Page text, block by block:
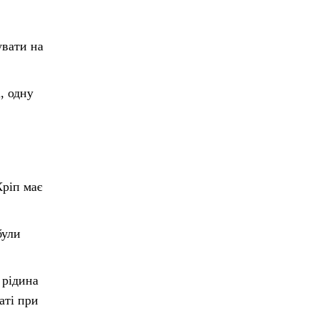
на
одну
має
при